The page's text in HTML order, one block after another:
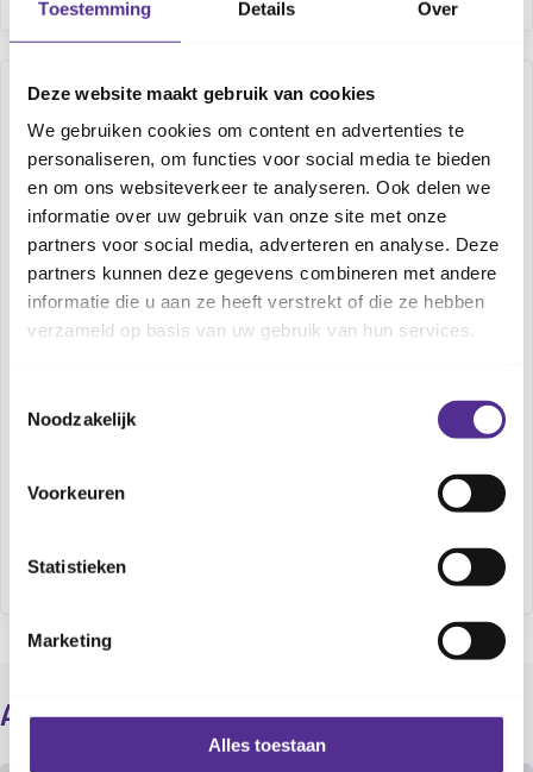
Toestemming Details Over
Deze website maakt gebruik van cookies
We gebruiken cookies om content en advertenties te
personaliseren, om functies voor social media te bieden
en om ons websiteverkeer te analyseren. Ook delen we
informatie over uw gebruik van onze site met onze
partners voor social media, adverteren en analyse. Deze
partners kunnen deze gegevens combineren met andere
informatie die u aan ze heeft verstrekt of die ze hebben
verzameld op basis van uw gebruik van hun services.
Noodzakelijk
Voorkeuren
Statistieken
Marketing
Alles toestaan
Kinderveiligheid
Een ongeluk zit in een klein hoekje. Helaas zien we
dat elke dag weer doordat kinderen met
verwondingen terechtkomen op de spoedeisende
aan te doen. Op deze website van VeiligheidNL
vind je adviezen en tips om je kind te beschermen
Alles over de veiligheid van je baby